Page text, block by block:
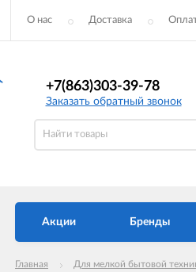
О нас Доставка
+7(863)303-39-78
Заказать обратный звонок
Акции Бренды
Главная Для мелкой бытовой